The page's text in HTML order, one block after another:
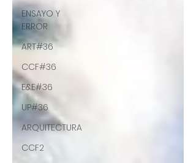
ENSAYO Y
ERROR
ART#36
CCF#36
E&E#36
UP#36
ARQUITECTURA
CCF2